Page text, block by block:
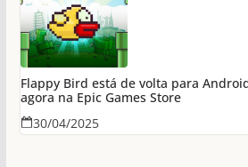
Flappy Bird está de volta para
agora na Epic Games Store
30/04/2025